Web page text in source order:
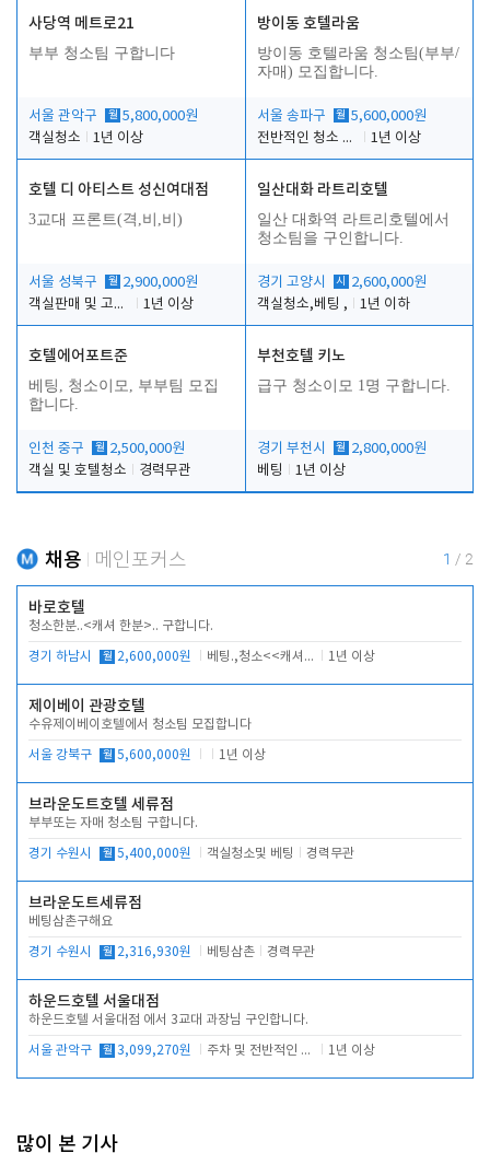
사당역 메트로21
부부 청소팀 구합니다
서울 관악구 월 5,800,000원
객실청소
1년 이상
방이동 호텔라움
방이동 호텔라움 청소팀(부부/
자매) 모집합니다.
서울 송파구 월 5,600,000원
전반적인 청소 업무(객실청소.객실정리)
1년 이상
호텔 디 아티스트 성신여대점
3교대 프론트(격,비,비)
서울 성북구 월 2,900,000원
객실판매 및 고객응대
1년 이상
일산대화 라트리호텔
일산 대화역 라트리호텔에서
청소팀을 구인합니다.
경기 고양시 시
2,600,000원
객실청소,베팅 ,
1년 이하
호텔에어포트준
베팅, 청소이모, 부부팀 모집
합니다.
인천 중구 월 2,500,000원
객실 및 호텔청소
경력무관
부천호텔 키노
급구 청소이모 1명 구합니다.
경기 부천시 월 2,800,000원
베팅
1년 이상
채용 메인포커스 1 / 2
바로호텔
청소한분..<캐셔 한분>.. 구합니다.
경기 하남시 월 2,600,000원 베팅.,청소<<캐셔 모셔봅니다. 1년 이상
제이베이 관광호텔
수유제이베이호텔에서 청소팀 모집합니다
서울 강북구 월 5,600,000원 1년 이상
브라운도트호텔 세류점
부부또는 자매 청소팀 구합니다.
경기 수원시 월 5,400,000원 객실청소및 베팅 경력무관
브라운도트세류점
베팅삼촌구해요
경기 수원시 월 2,316,930원 베팅삼촌 경력무관
하운드호텔 서울대점
하운드호텔 서울대점 에서 3교대 과장님 구인합니다.
서울 관악구 월 3,099,270원 주차 및 전반적인 당번업무 1년 이상
많이 본 기사